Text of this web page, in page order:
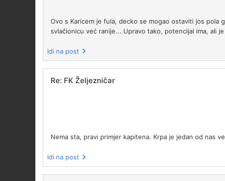
Ovo s Karicem je fula, decko se mogao ostaviti jos
svlačionicu već ranije... Upravo tako, potencijal ima, ali
Idi na post
Re: FK Željezničar
Nema sta, pravi primjer kapitena. Krpa je jedan od nas
Idi na post